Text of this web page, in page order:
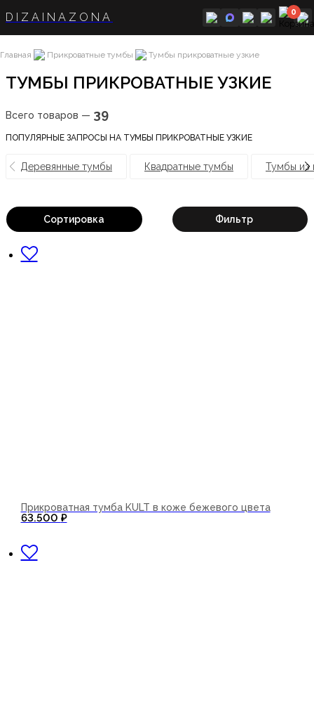
DIZAINAZONA 0
Главная Прикроватные тумбы Тумбы прикроватные узкие
ТУМБЫ ПРИКРОВАТНЫЕ УЗКИЕ
Всего товаров — 39
ПОПУЛЯРНЫЕ ЗАПРОСЫ НА ТУМБЫ ПРИКРОВАТНЫЕ УЗКИЕ
Деревянные тумбы Квадратные тумбы Тумбы из
Сортировка Фильтр
Прикроватная тумба KULT в коже бежевого цвета
63.500 ₽